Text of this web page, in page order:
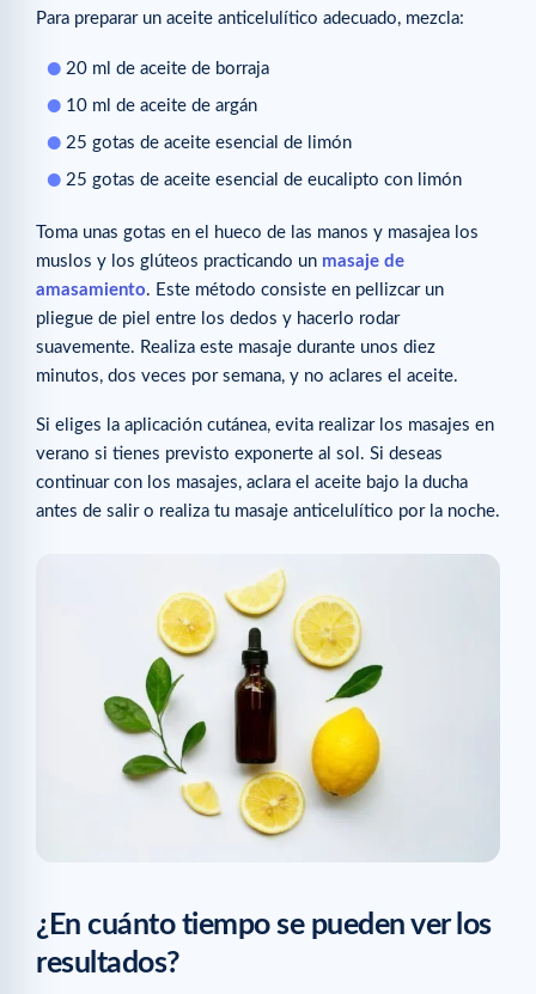
Para preparar un aceite anticelulítico adecuado, mezcla:
20 ml de aceite de borraja
10 ml de aceite de argán
25 gotas de aceite esencial de limón
25 gotas de aceite esencial de eucalipto con limón
Toma unas gotas en el hueco de las manos y masajea los
muslos y los glúteos practicando un masaje de
amasamiento. Este método consiste en pellizcar un
pliegue de piel entre los dedos y hacerlo rodar
suavemente. Realiza este masaje durante unos diez
minutos, dos veces por semana, y no aclares el aceite.
Si eliges la aplicación cutánea, evita realizar los masajes en
verano si tienes previsto exponerte al sol. Si deseas
continuar con los masajes, aclara el aceite bajo la ducha
antes de salir o realiza tu masaje anticelulítico por la noche.
¿En cuánto tiempo se pueden ver los
resultados?